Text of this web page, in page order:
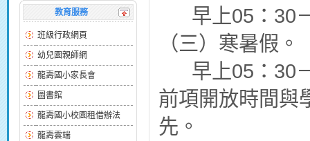
教育服務
班級行政網頁
幼兒園親師網
龍壽國小家長會
圖書館
龍壽國小校園租借辦法
龍壽雲端
早上05：30
（三）寒暑假
早上05：30
前項開放時間與
先。